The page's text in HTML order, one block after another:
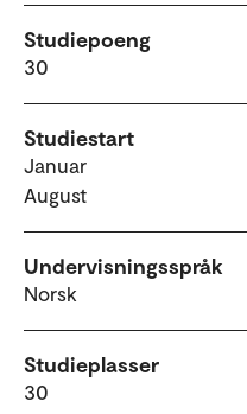
Studiepoeng
30
Studiestart
Januar
August
Undervisningsspråk
Norsk
Studieplasser
30